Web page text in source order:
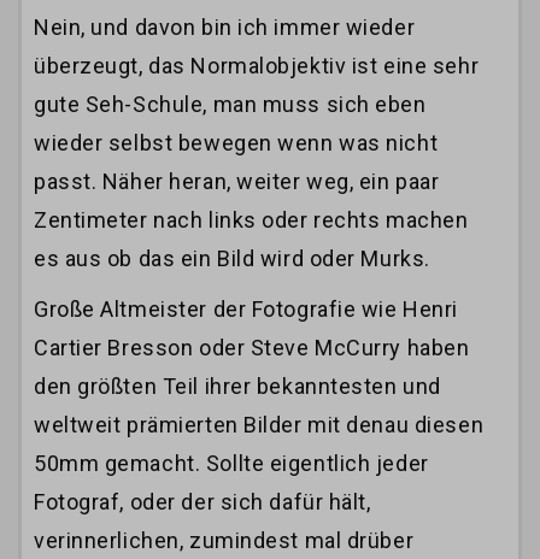
Nein, und davon bin ich immer wieder
überzeugt, das Normalobjektiv ist eine sehr
gute Seh-Schule, man muss sich eben
wieder selbst bewegen wenn was nicht
passt. Näher heran, weiter weg, ein paar
Zentimeter nach links oder rechts machen
es aus ob das ein Bild wird oder Murks.
Große Altmeister der Fotografie wie Henri
Cartier Bresson oder Steve McCurry haben
den größten Teil ihrer bekanntesten und
weltweit prämierten Bilder mit denau diesen
50mm gemacht. Sollte eigentlich jeder
Fotograf, oder der sich dafür hält,
verinnerlichen, zumindest mal drüber